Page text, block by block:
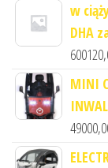
w
DHA
MINI